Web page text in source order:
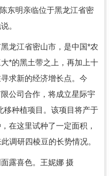
东明亲临位于黑龙江省密
。
江省密山市，是中国*农
*的黑土带之上，再加上十
求新的经济增长点。今
公司合作，将成立星际宇
移种植项目。该项目将产于
在这里试种了一定面积，
调研四棱豆的长势情况。
露喜色。王妮娜 摄